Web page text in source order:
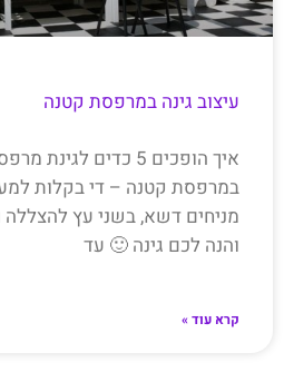
עיצוב גינה במרפסת קטנה
איך הופכים 5 כדים
במרפסת קטנה – די בקלות
מניחים דשא, בשני עץ להצללה
והנה לכם גינה 🙂 עד
קרא עוד »